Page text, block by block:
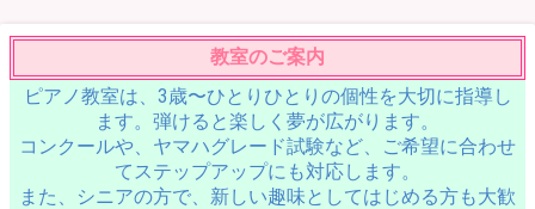
教室のご案内
ピアノ教室は、3歳〜ひとりひとりの個性を大切に指導し
ます。弾けると楽しく夢が広がります。
コンクールや、ヤマハグレード試験など、ご希望に合わせ
てステップアップにも対応します。
また、シニアの方で、新しい趣味としてはじめる方も大歓